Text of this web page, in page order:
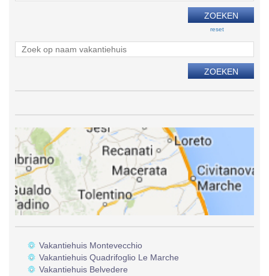
reset
Vakantiehuis Montevecchio
Vakantiehuis Quadrifoglio Le Marche
Vakantiehuis Belvedere